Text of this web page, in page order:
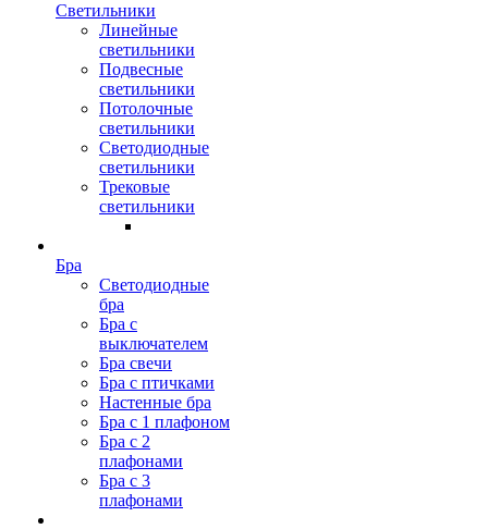
Светильники
Линейные
светильники
Подвесные
светильники
Потолочные
светильники
Светодиодные
светильники
Трековые
светильники
Бра
Светодиодные
бра
Бра с
выключателем
Бра свечи
Бра с птичками
Настенные бра
Бра с 1 плафоном
Бра с 2
плафонами
Бра с 3
плафонами